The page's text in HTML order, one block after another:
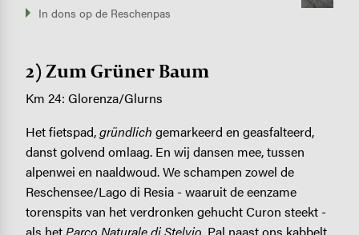
In dons op de Reschenpas
2) Zum Grüner Baum
Km 24: Glorenza/Glurns
Het fietspad,gründlich gemarkeerd en geasfalteerd,
danst golvend omlaag. En wij dansen mee, tussen
alpenwei en naaldwoud. We schampen zowel de
Reschensee/Lago di Resia - waaruit de eenzame
torenspits van het verdronken gehucht Curon steekt -
als hetParco Naturale di Stelvio. Pal naast ons kabbelt